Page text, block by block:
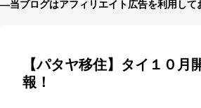
—当ブログはアフィリエイト広告を利用し
【パタヤ移住】タイ１０月
報！